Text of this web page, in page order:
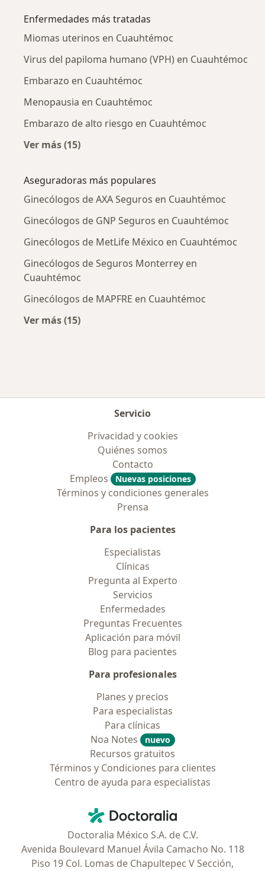
Enfermedades más tratadas
Miomas uterinos en Cuauhtémoc
Virus del papiloma humano (VPH) en Cuauhtémoc
Embarazo en Cuauhtémoc
Menopausia en Cuauhtémoc
Embarazo de alto riesgo en Cuauhtémoc
Ver más (15)
Aseguradoras más populares
Ginecólogos de AXA Seguros en Cuauhtémoc
Ginecólogos de GNP Seguros en Cuauhtémoc
Ginecólogos de MetLife México en Cuauhtémoc
Ginecólogos de Seguros Monterrey en
Cuauhtémoc
Ginecólogos de MAPFRE en Cuauhtémoc
Ver más (15)
Servicio
Privacidad y cookies
Quiénes somos
Contacto
Empleos
Nuevas posiciones
Términos y condiciones generales
Prensa
Para los pacientes
Especialistas
Clínicas
Pregunta al Experto
Servicios
Enfermedades
Preguntas Frecuentes
Aplicación para móvil
Blog para pacientes
Para profesionales
Planes y precios
Para especialistas
Para clínicas
Noa Notes
nuevo
Recursos gratuitos
Términos y Condiciones para clientes
Centro de ayuda para especialistas
Doctoralia - Página de inicio
Doctoralia México S.A. de C.V.
Avenida Boulevard Manuel Ávila Camacho No. 118
Piso 19 Col. Lomas de Chapultepec V Sección,